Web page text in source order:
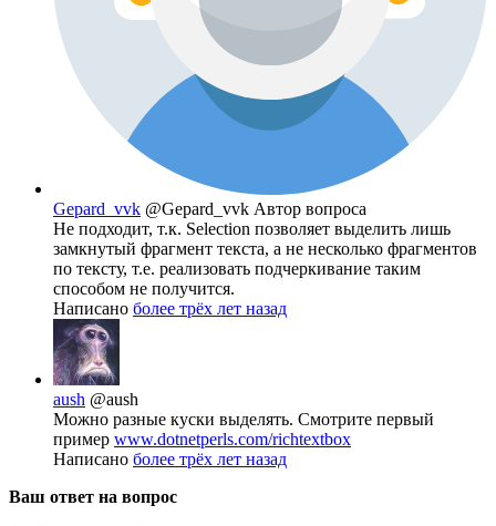
Gepard_vvk @Gepard_vvk Автор вопроса
Не подходит, т.к. Selection позволяет выделить лишь
замкнутый фрагмент текста, а не несколько фрагментов
по тексту, т.е. реализовать подчеркивание таким
способом не получится.
Написано более трёх лет назад
aush @aush
Можно разные куски выделять. Смотрите первый
пример www.dotnetperls.com/richtextbox
Написано более трёх лет назад
Ваш ответ на вопрос